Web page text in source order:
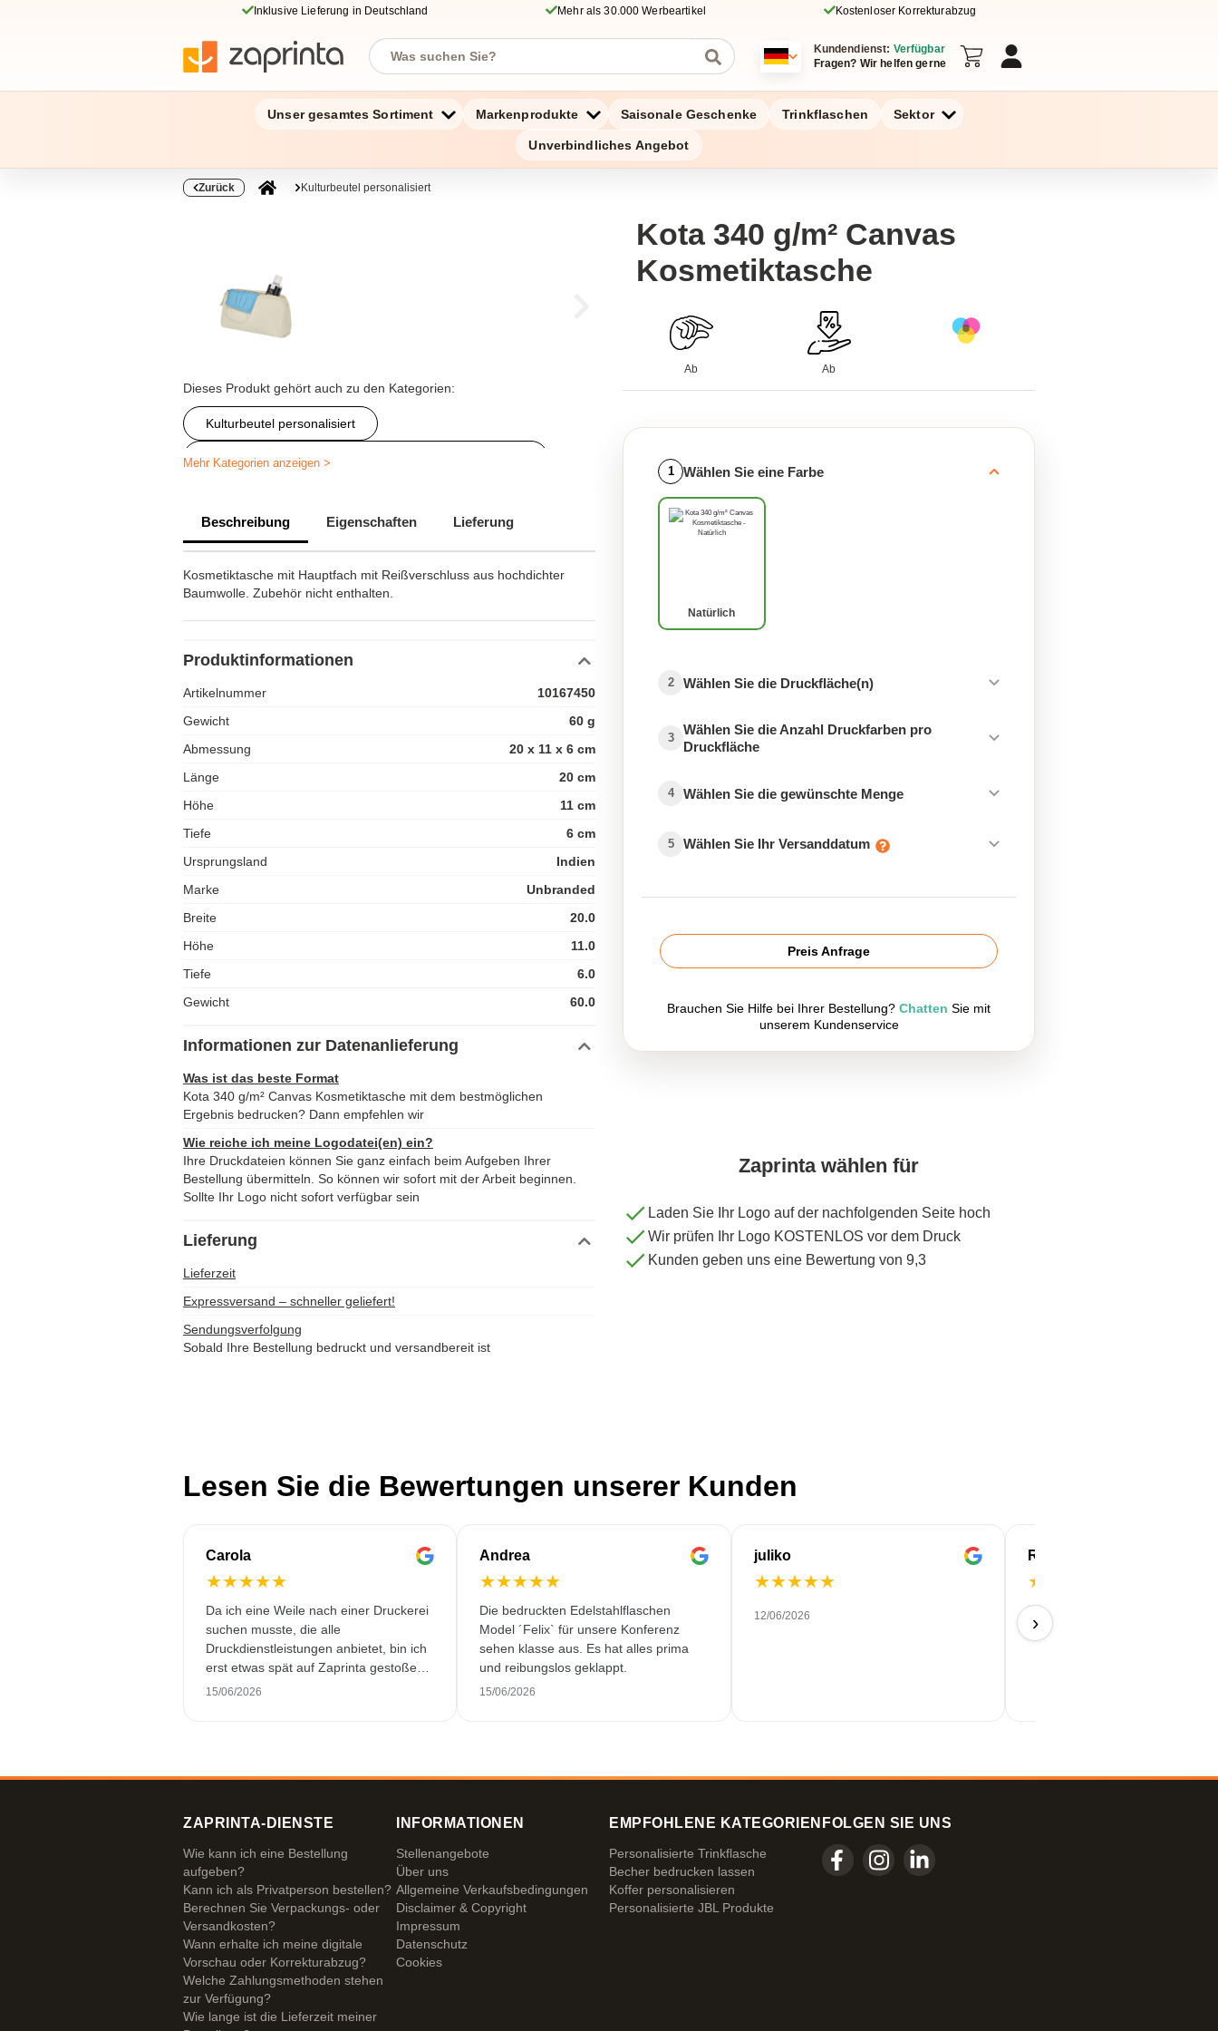
Inklusive Lieferung in Deutschland Mehr als 30.000 Werbeartikel Kostenloser Korrekturabzug
Kundendienst: Verfügbar
Fragen? Wir helfen gerne
Unser gesamtes Sortiment Markenprodukte Saisonale Geschenke Trinkflaschen Sektor
Unverbindliches Angebot
Zurück Kulturbeutel personalisiert
Dieses Produkt gehört auch zu den Kategorien:
Kulturbeutel personalisiert
Personalisierte Artikel für Gesundheit und Wohlbefinden
Mehr Kategorien anzeigen >
Beschreibung Eigenschaften Lieferung
Kosmetiktasche mit Hauptfach mit Reißverschluss aus hochdichter
Baumwolle. Zubehör nicht enthalten.
Produktinformationen
Artikelnummer
10167450
Gewicht
60 g
Abmessung
20 x 11 x 6 cm
Länge
20 cm
Höhe
11 cm
Tiefe
6 cm
Ursprungsland
Indien
Marke
Unbranded
Breite
20.0
Höhe
11.0
Tiefe
6.0
Gewicht
60.0
Informationen zur Datenanlieferung
Was ist das beste Format
Kota 340 g/m² Canvas Kosmetiktasche mit dem bestmöglichen
Ergebnis bedrucken? Dann empfehlen wir
Wie reiche ich meine Logodatei(en) ein?
Ihre Druckdateien können Sie ganz einfach beim Aufgeben Ihrer
Bestellung übermitteln. So können wir sofort mit der Arbeit beginnen.
Sollte Ihr Logo nicht sofort verfügbar sein
Lieferung
Lieferzeit
Expressversand – schneller geliefert!
Sendungsverfolgung
Sobald Ihre Bestellung bedruckt und versandbereit ist
Kota 340 g/m² Canvas
Kosmetiktasche
Ab Ab
1 Wählen Sie eine Farbe
Natürlich
2 Wählen Sie die Druckfläche(n)
3
Wählen Sie die Anzahl Druckfarben pro
Druckfläche
4 Wählen Sie die gewünschte Menge
5 Wählen Sie Ihr Versanddatum
Preis Anfrage
Brauchen Sie Hilfe bei Ihrer Bestellung? Chatten Sie mit
unserem Kundenservice
Zaprinta wählen für
Laden Sie Ihr Logo auf der nachfolgenden Seite hoch
Wir prüfen Ihr Logo KOSTENLOS vor dem Druck
Kunden geben uns eine Bewertung von 9,3
Lesen Sie die Bewertungen unserer Kunden
Carola
★★★★★
Da ich eine Weile nach einer Druckerei
suchen musste, die alle
Druckdienstleistungen anbietet, bin ich
erst etwas spät auf Zaprinta gestoßen.
Trotzdem haben sie es geschafft, 250
15/06/2026
Andrea
★★★★★
Die bedruckten Edelstahlflaschen
Model ´Felix` für unsere Konferenz
sehen klasse aus. Es hat alles prima
und reibungslos geklappt.
15/06/2026
juliko
★★★★★
12/06/2026
ROBERT
★
Perfekt!
11/06/2026
›
ZAPRINTA-DIENSTE
Wie kann ich eine Bestellung
aufgeben?
Kann ich als Privatperson bestellen?
Berechnen Sie Verpackungs- oder
Versandkosten?
Wann erhalte ich meine digitale
Vorschau oder Korrekturabzug?
Welche Zahlungsmethoden stehen
zur Verfügung?
Wie lange ist die Lieferzeit meiner
INFORMATIONEN
Stellenangebote
Über uns
Allgemeine Verkaufsbedingungen
Disclaimer & Copyright
Impressum
Datenschutz
Cookies
EMPFOHLENE KATEGORIEN
Personalisierte Trinkflasche
Becher bedrucken lassen
Koffer personalisieren
Personalisierte JBL Produkte
FOLGEN SIE UNS